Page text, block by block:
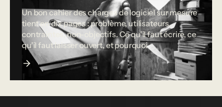
Un bon cahier des charges de logiciel sur mesure
tient en dix pages : problème, utilisateurs,
contraintes, non-objectifs. Ce qu'il faut écrire, ce
qu'il faut laisser ouvert, et pourquoi.